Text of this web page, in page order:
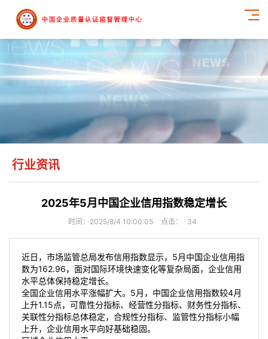
行业资讯
2025年5月中国企业信用指数稳定增长
时间：2025/8/4 10:00:05 点击： 34
近日，市场监管总局发布信用指数显示，5月中国企业信用指
数为162.96，面对国际环境快速变化等复杂局面，企业信用
水平总体保持稳定增长。
全国企业信用水平涨幅扩大。5月，中国企业信用指数较4月
上升1.15点，可靠性分指标、经营性分指标、财务性分指标、
关联性分指标总体稳定，合规性分指标、监管性分指标小幅
上升，企业信用水平向好基础稳固。